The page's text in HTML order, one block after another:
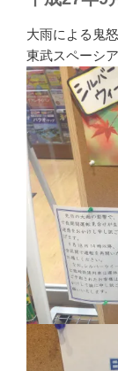
大雨による鬼
東武スペーシ